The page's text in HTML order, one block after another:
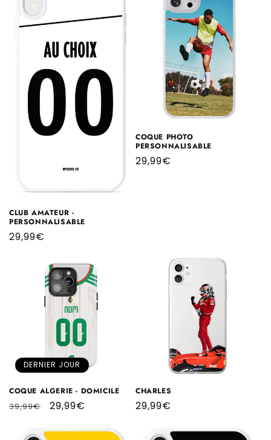
CLUB AMATEUR -
PERSONNALISABLE
Prix
29,99€
COQUE PHOTO
PERSONNALISABLE
Prix
29,99€
DERNIER JOUR
COQUE ALGERIE - DOMICILE
Prix
39,99€
Prix
29,99€
CHARLES
Prix
29,99€